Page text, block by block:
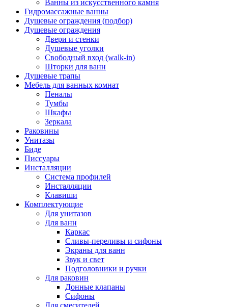
Ванны из искусственного камня
Гидромассажные ванны
Душевые ограждения (подбор)
Душевые ограждения
Двери и стенки
Душевые уголки
Свободный вход (walk-in)
Шторки для ванн
Душевые трапы
Мебель для ванных комнат
Пеналы
Тумбы
Шкафы
Зеркала
Раковины
Унитазы
Биде
Писсуары
Инсталляции
Система профилей
Инсталляции
Клавиши
Комплектующие
Для унитазов
Для ванн
Каркас
Сливы-переливы и сифоны
Экраны для ванн
Звук и свет
Подголовники и ручки
Для раковин
Донные клапаны
Сифоны
Для смесителей